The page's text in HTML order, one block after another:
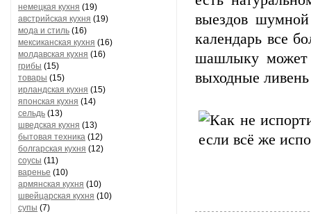
немецкая кухня (19)
австрийская кухня (19)
мода и стиль (16)
мексиканская кухня (16)
молдавская кухня (16)
грибы (15)
товары (15)
ирландская кухня (15)
японская кухня (14)
сельдь (13)
шведская кухня (13)
бытовая техника (12)
болгарская кухня (12)
соусы (11)
варенье (10)
армянская кухня (10)
швейцарская кухня (10)
супы (7)
выездов
календарь все
шашлыку может
выходные